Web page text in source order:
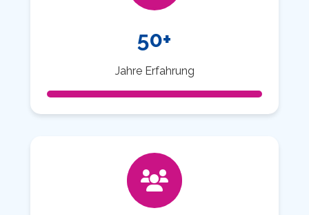
50+
Jahre Erfahrung